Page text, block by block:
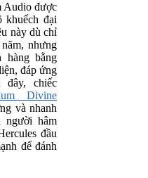
Audio được
khuếch đại
này dù chỉ
nhưng
hàng bằng
đáp ứng
đây, chiếc
Divine
và nhanh
người hâm
đầu
để đánh